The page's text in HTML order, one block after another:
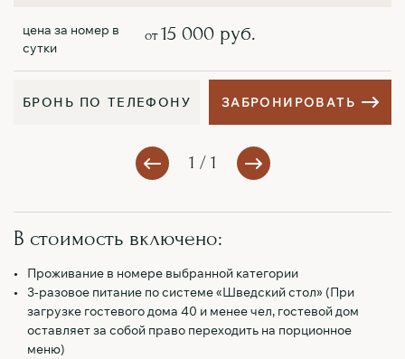
от15 000 руб.
БРОН Ь ПО ТЕЛЕФОНУ ЗАБРО НИ РОВАТ Ь
1 / 1
В стоимость включено:
Проживание в номере выбранной категории
3-разовое питание по системе «Шведский стол» (При
загрузке гостевого дома 40 и менее чел, гостевой дом
оставляет за собой право переходить на порционное
меню)